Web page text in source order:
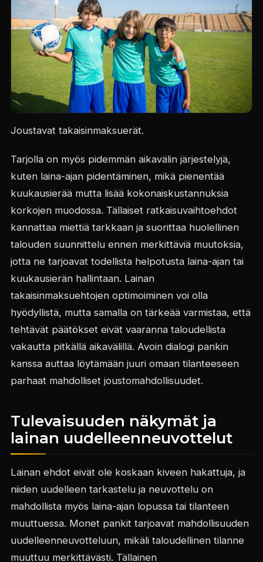
Joustavat takaisinmaksuerät.
Tarjolla on myös pidemmän aikavälin järjestelyjä,
kuten laina-ajan pidentäminen, mikä pienentää
kuukausierää mutta lisää kokonaiskustannuksia
korkojen muodossa. Tällaiset ratkaisuvaihtoehdot
kannattaa miettiä tarkkaan ja suorittaa huolellinen
talouden suunnittelu ennen merkittäviä muutoksia,
jotta ne tarjoavat todellista helpotusta laina-ajan tai
kuukausierän hallintaan. Lainan
takaisinmaksuehtojen optimoiminen voi olla
hyödyllistä, mutta samalla on tärkeää varmistaa, että
tehtävät päätökset eivät vaaranna taloudellista
vakautta pitkällä aikavälillä. Avoin dialogi pankin
kanssa auttaa löytämään juuri omaan tilanteeseen
parhaat mahdolliset joustomahdollisuudet.
Tulevaisuuden näkymät ja
lainan uudelleenneuvottelut
Lainan ehdot eivät ole koskaan kiveen hakattuja, ja
niiden uudelleen tarkastelu ja neuvottelu on
mahdollista myös laina-ajan lopussa tai tilanteen
muuttuessa. Monet pankit tarjoavat mahdollisuuden
uudelleenneuvotteluun, mikäli taloudellinen tilanne
muuttuu merkittävästi. Tällainen